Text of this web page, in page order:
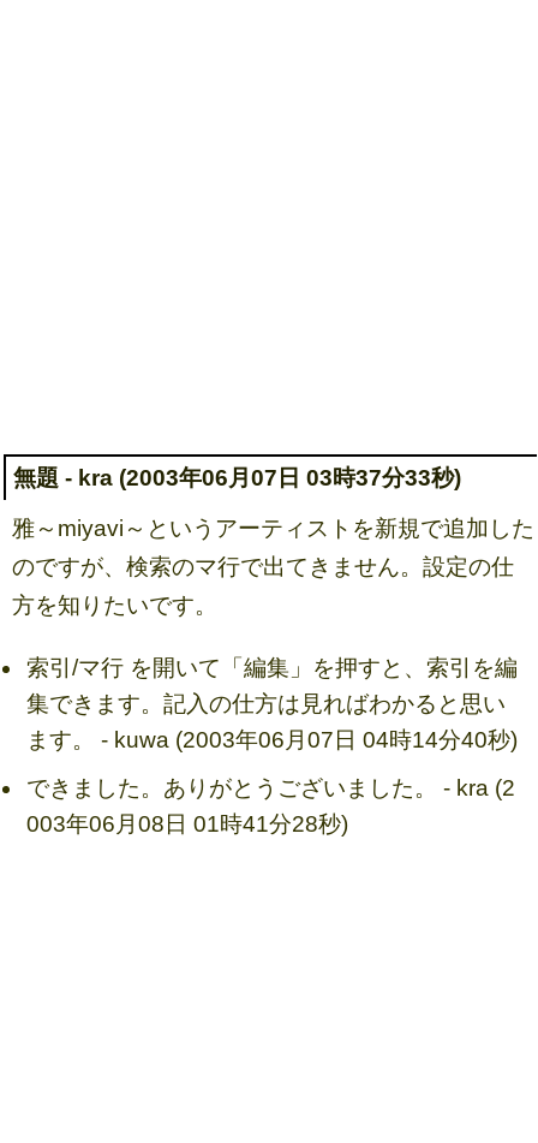
無題 - kra (2003年06月07日 03時37分33秒)
雅～miyavi～というアーティストを新規で追加した
のですが、検索のマ行で出てきません。設定の仕
方を知りたいです。
索引/マ行 を開いて「編集」を押すと、索引を編
集できます。記入の仕方は見ればわかると思い
ます。 - kuwa (2003年06月07日 04時14分40秒)
できました。ありがとうございました。 - kra (2
003年06月08日 01時41分28秒)